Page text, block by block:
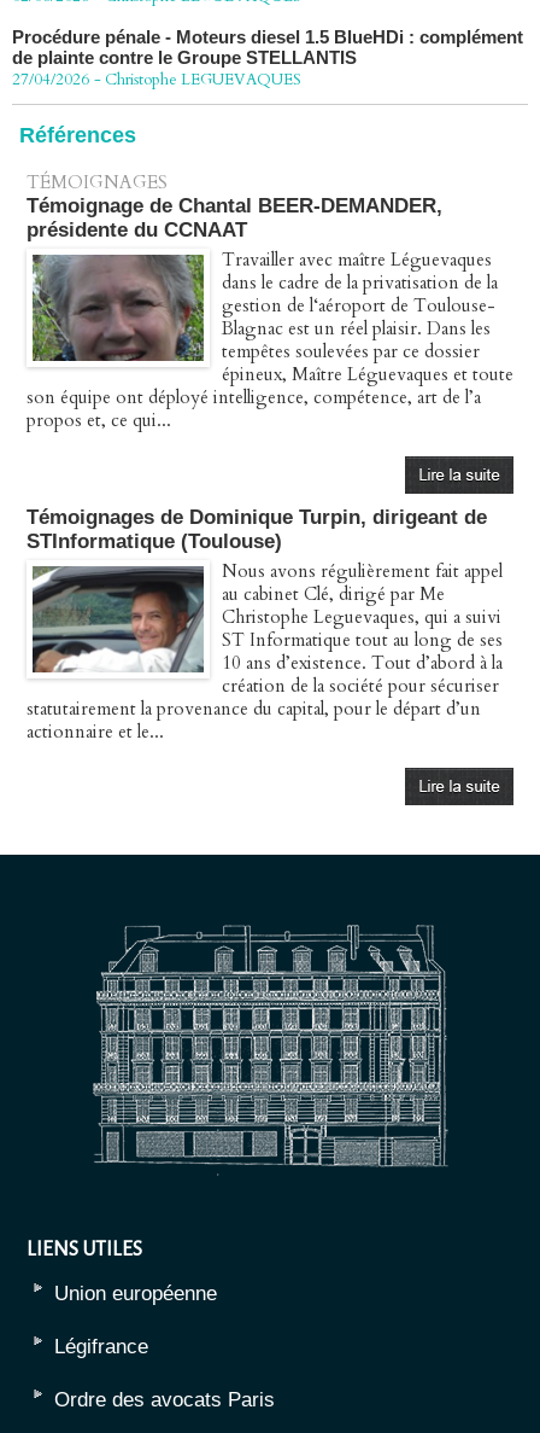
de plainte contre le Groupe STELLANTIS
27/04/2026 -Christophe LEGUEVAQUES
07/04/2026 -Christophe LEGUEVAQUES
Références
TÉMOIGNAGES
Témoignage de Chantal BEER-DEMANDER,
présidente du CCNAAT
Travailler avec maître Léguevaques
dans le cadre de la privatisation de la
gestion de l‘aéroport de Toulouse-
Blagnac est un réel plaisir. Dans les
tempêtes soulevées par ce dossier
épineux, Maître Léguevaques et toute
son équipe ont déployé intelligence, compétence, art de l’a
propos et, ce qui...
Témoignages de Dominique Turpin, dirigeant de
STInformatique (Toulouse)
Nous avons régulièrement fait appel
au cabinet Clé, dirigé par Me
Christophe Leguevaques, qui a suivi
ST Informatique tout au long de ses
10 ans d’existence. Tout d’abord à la
création de la société pour sécuriser
statutairement la provenance du capital, pour le départ d’un
actionnaire et le...
LIENS UTILES
Union européenne
Légifrance
Ordre des avocats Paris